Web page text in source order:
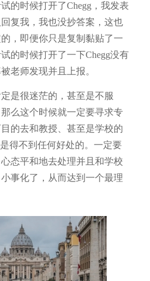
的时候打开了Chegg，我发表
复我，我也没抄答案，这也
，即便你只是复制黏贴了一
的时候打开了一下Chegg没有
老师发现并且上报。
是很迷茫的，甚至是不服
么这个时候就一定要寻求专
的去和教授、甚至是学校的
得不到任何好处的。一定要
态平和地去处理并且和学校
事化了，从而达到一个最理